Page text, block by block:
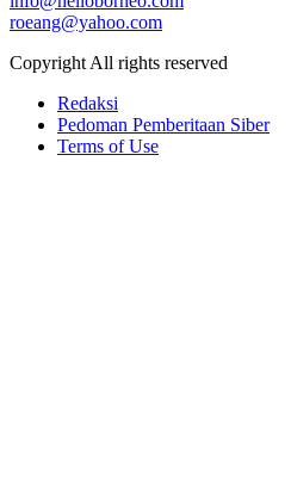
roeang@yahoo.com
Copyright All rights reserved
Redaksi
Pedoman Pemberitaan Siber
Terms of Use